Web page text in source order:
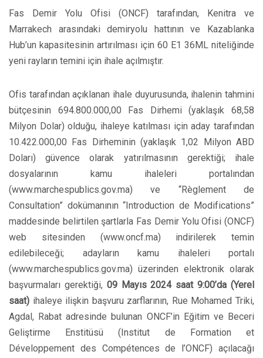
Fas Demir Yolu Ofisi (ONCF) tarafından, Kenitra ve
Marrakech arasındaki demiryolu hattının ve Kazablanka
Hub’un kapasitesinin artırılması için 60 E1 36ML niteliğinde
yeni rayların temini için ihale açılmıştır.
Ofis tarafından açıklanan ihale duyurusunda, ihalenin tahmini
bütçesinin 694.800.000,00 Fas Dirhemi (yaklaşık 68,58
Milyon Dolar) olduğu, ihaleye katılması için aday tarafından
10.422.000,00 Fas Dirheminin (yaklaşık 1,02 Milyon ABD
Doları) güvence olarak yatırılmasının gerektiği; ihale
dosyalarının kamu ihaleleri portalından
(www.marchespublics.gov.ma) ve “Règlement de
Consultation” dokümanının “Introduction de Modifications”
maddesinde belirtilen şartlarla Fas Demir Yolu Ofisi (ONCF)
web sitesinden (www.oncf.ma) indirilerek temin
edilebileceği; adayların kamu ihaleleri portalı
(www.marchespublics.gov.ma) üzerinden elektronik olarak
başvurmaları gerektiği, 09 Mayıs 2024 saat 9:00’da (Yerel
saat) ihaleye ilişkin başvuru zarflarının, Rue Mohamed Triki,
Agdal, Rabat adresinde bulunan ONCF’in Eğitim ve Beceri
Geliştirme Enstitüsü (Institut de Formation et
Développement des Compétences de l’ONCF) açılacağı